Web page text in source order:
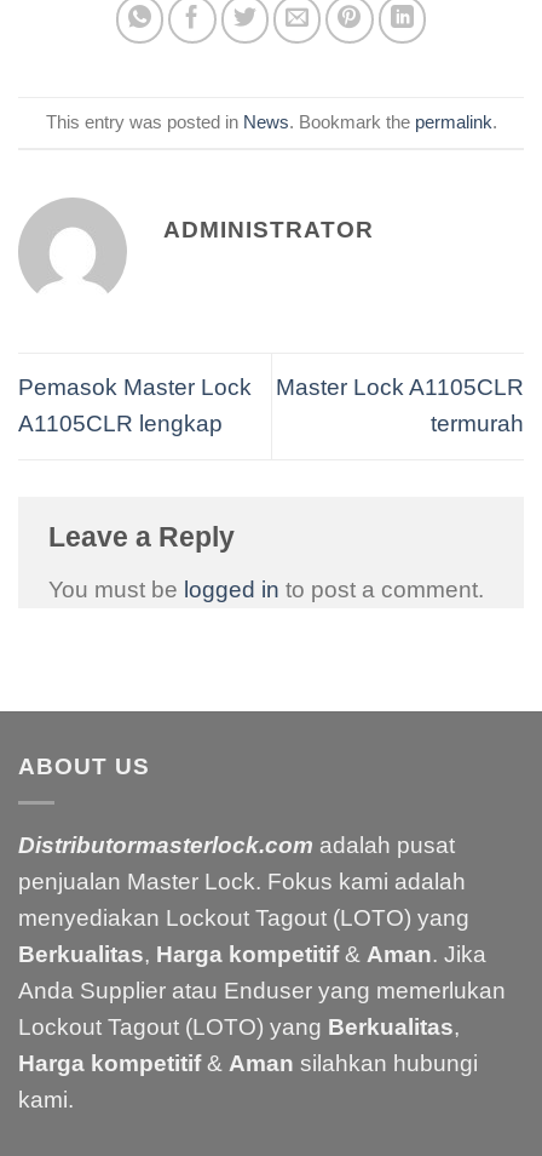
This entry was posted in News. Bookmark the permalink.
ADMINISTRATOR
Pemasok Master Lock
A1105CLR lengkap
Master Lock A1105CLR
termurah
Leave a Reply
You must be logged in to post a comment.
ABOUT US
Distributormasterlock.com adalah pusat
penjualan Master Lock. Fokus kami adalah
menyediakan Lockout Tagout (LOTO) yang
Berkualitas, Harga kompetitif& Aman. Jika
Anda Supplier atau Enduser yang memerlukan
Lockout Tagout (LOTO) yang Berkualitas,
Harga kompetitif& Aman silahkan hubungi
kami.